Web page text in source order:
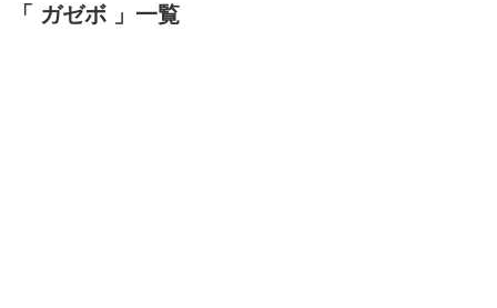
「 ガゼボ 」一覧